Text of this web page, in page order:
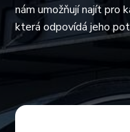
nám umožňují najít pro
která odpovídá jeho